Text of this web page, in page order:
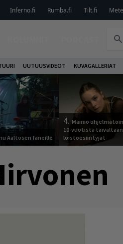
Inferno.fi Rumba.fi Tilt.fi
UUTUUSVIDEOT KUVAGALLERIAT
Aaltosen faneille
4. Mainio
10-vuotista
loistoesiintyjät